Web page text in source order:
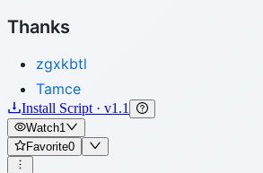
Thanks
zgxkbtl
Tamce
Install Script · v1.1
Watch1
Favorite0